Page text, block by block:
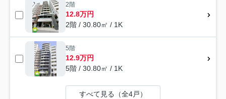
2階
12.8万円
2階 / 30.80㎡ / 1K
5階
12.9万円
5階 / 30.80㎡ / 1K
すべて見る（全4戸）